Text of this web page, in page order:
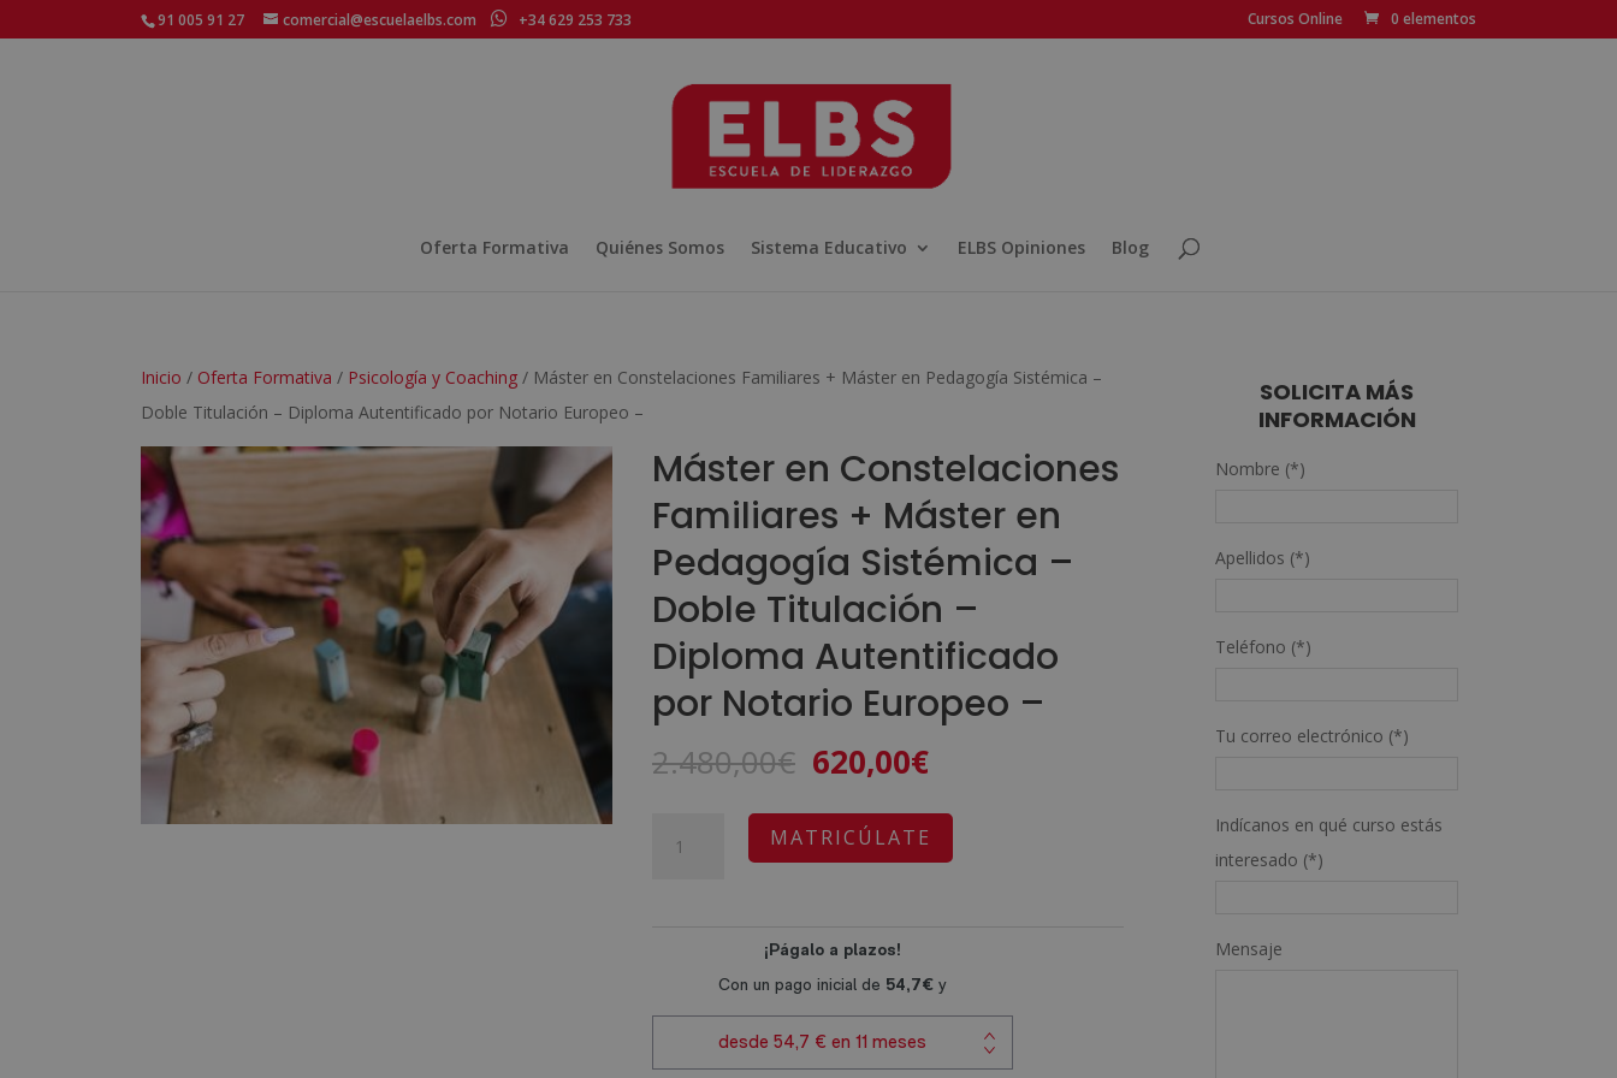
91 005 91 27 comercial@escuelaelbs.com +34 629 253 733 Cursos Online 0 elementos
Oferta Formativa Quiénes Somos Sistema Educativo ELBS Opiniones Blog
Inicio / Oferta Formativa / Psicología y Coaching / Máster en Constelaciones Familiares + Máster en Pedagogía Sistémica –
Doble Titulación – Diploma Autentificado por Notario Europeo –
Máster en Constelaciones
Familiares + Máster en
Pedagogía Sistémica –
Doble Titulación –
Diploma Autentificado
por Notario Europeo –
2.480,00€ El
original
era:
620,00€El
actual
es:
MATRICÚLATE
SOLICITA MÁS
INFORMACIÓN
Nombre (*)
Apellidos (*)
Teléfono (*)
Tu correo electrónico (*)
Indícanos en qué curso estás
interesado (*)
Mensaje